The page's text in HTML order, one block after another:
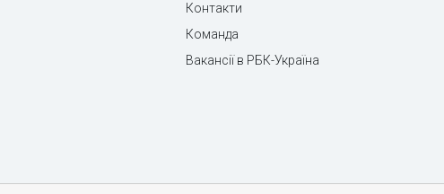
Контакти
Команда
Вакансії в РБК-Україна